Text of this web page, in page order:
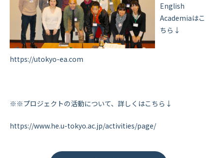
English
Academiaはこ
ちら↓
https://utokyo-ea.com
※※プロジェクトの活動について、詳しくはこちら↓
https://www.he.u-tokyo.ac.jp/activities/page/